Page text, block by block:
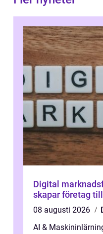
Digital
skapar företag
08 augusti 2026
AI &